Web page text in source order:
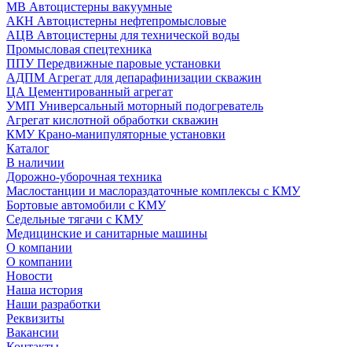
МВ Автоцистерны вакуумные
АКН Автоцистерны нефтепромысловые
АЦВ Автоцистерны для технической воды
Промысловая спецтехника
ППУ Передвижные паровые установки
АДПМ Агрегат для депарафинизации скважин
ЦА Цементированный агрегат
УМП Универсальный моторный подогреватель
Агрегат кислотной обработки скважин
КМУ Крано-манипуляторные установки
Каталог
В наличии
Дорожно-уборочная техника
Маслостанции и маслораздаточные комплексы с КМУ
Бортовые автомобили с КМУ
Седельные тягачи с КМУ
Медицинские и санитарные машины
О компании
О компании
Новости
Наша история
Наши разработки
Реквизиты
Вакансии